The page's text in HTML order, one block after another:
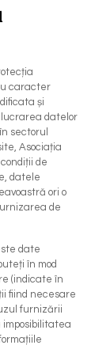
caracter
și
datelor
sectorul
Asociația
de
datele
ori o
de
date
în mod
(indicate în
fiind necesare
furnizării
imposibilitatea